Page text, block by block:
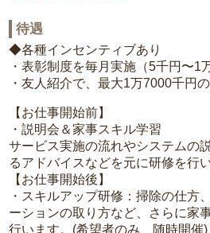
待遇
◆各種インセンティブあり
・表彰制度を毎月実施（5千円〜1
・友人紹介で、最大1万7000千円
【お仕事開始前】
・説明会＆家事スキル学習
サービス実施の流れやシステムの
るアドバイスなどを元に研修を行い
【お仕事開始後】
・スキルアップ研修：掃除の仕方
ーションの取り方など、さらに家
行います。(希望者のみ、随時開催)